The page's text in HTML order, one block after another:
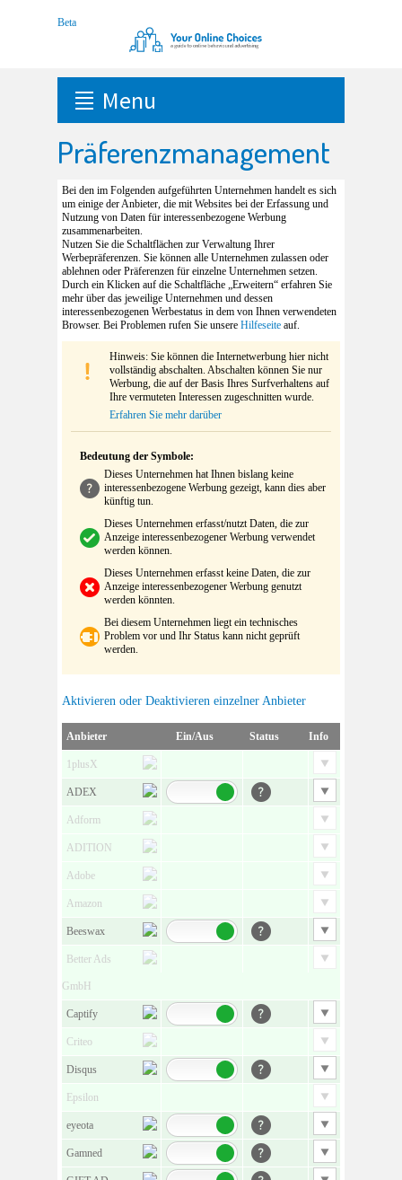
Menu
Präferenzmanagement
Bei den im Folgenden aufgeführten Unternehmen handelt es sich
um einige der Anbieter, die mit Websites bei der Erfassung und
Nutzung von Daten für interessenbezogene Werbung
zusammenarbeiten.
Nutzen Sie die Schaltflächen zur Verwaltung Ihrer
Werbepräferenzen. Sie können alle Unternehmen zulassen oder
ablehnen oder Präferenzen für einzelne Unternehmen setzen.
Durch ein Klicken auf die Schaltfläche „Erweitern“ erfahren Sie
mehr über das jeweilige Unternehmen und dessen
interessenbezogenen Werbestatus in dem von Ihnen verwendeten
Browser. Bei Problemen rufen Sie unsere Hilfeseite auf.
Hinweis: Sie können die Internetwerbung hier nicht
vollständig abschalten. Abschalten können Sie nur
Werbung, die auf der Basis Ihres Surfverhaltens auf
Ihre vermuteten Interessen zugeschnitten wurde.
Erfahren Sie mehr darüber
Bedeutung der Symbole:
Dieses Unternehmen hat Ihnen bislang keine
interessenbezogene Werbung gezeigt, kann dies aber
künftig tun.
Dieses Unternehmen erfasst/nutzt Daten, die zur
Anzeige interessenbezogener Werbung verwendet
werden können.
Dieses Unternehmen erfasst keine Daten, die zur
Anzeige interessenbezogener Werbung genutzt
werden könnten.
Bei diesem Unternehmen liegt ein technisches
Problem vor und Ihr Status kann nicht geprüft
werden.